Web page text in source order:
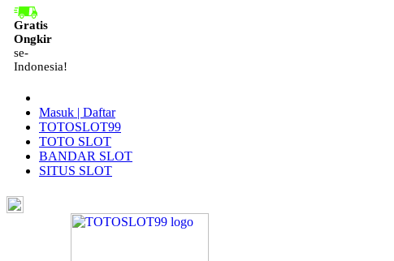
Gratis
Ongkir
se-
Indonesia!
Masuk | Daftar
TOTOSLOT99
TOTO SLOT
BANDAR SLOT
SITUS SLOT